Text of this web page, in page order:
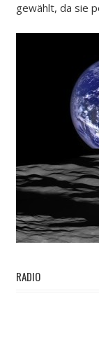
gewählt, da sie
RADIO